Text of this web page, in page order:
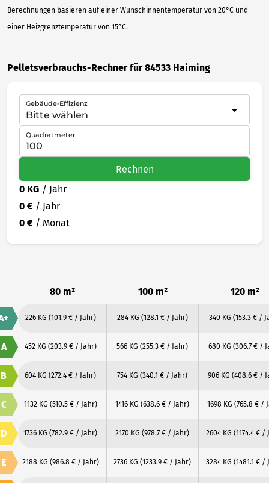
Berechnungen basieren auf einer Wunschinnentemperatur von 20°C und
einer Heizgrenztemperatur von 15°C.
Pelletsverbrauchs-Rechner für 84533 Haiming
Gebäude-Effizienz
Quadratmeter
Rechnen
0 KG / Jahr
0 € / Jahr
0 € / Monat
80 m² 100 m² 120 m²
226 KG (101.9 € / Jahr) 284 KG (128.1 € / Jahr) 340 KG (153.3 € /
A 452 KG (203.9 € / Jahr) 566 KG (255.3 € / Jahr) 680 KG (306.7 € /
B 604 KG (272.4 € / Jahr) 754 KG (340.1 € / Jahr) 906 KG (408.6 € /
C 1132 KG (510.5 € / Jahr) 1416 KG (638.6 € / Jahr) 1698 KG (765.8 € /
D 1736 KG (782.9 € / Jahr) 2170 KG (978.7 € / Jahr) 2604 KG (1174.4 € /
E 2188 KG (986.8 € / Jahr) 2736 KG (1233.9 € / Jahr) 3284 KG (1481.1 € /